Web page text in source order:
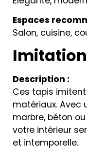
Espaces
Salon, cuisine,
Description :
Ces tapis imitent
matériaux. Avec
marbre, béton
votre intérieur
et intemporelle.